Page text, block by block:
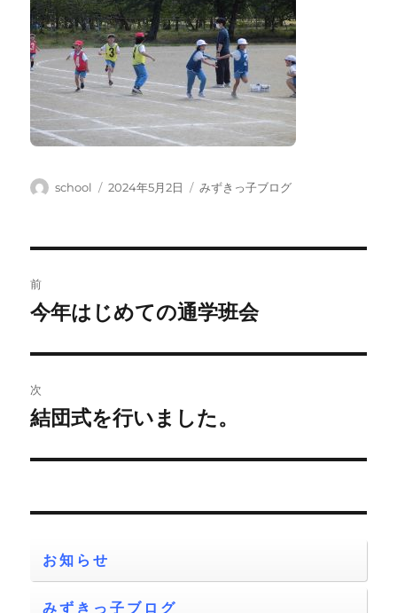
投
school
投
2024年5月2日
カ
みずきっ子ブログ
稿
ビ
ゲ
ー
ン
前
前
投
稿:
今年はじめての通学班会
次
次
投
結団式を行いました。
お知らせ
みずきっ子ブログ